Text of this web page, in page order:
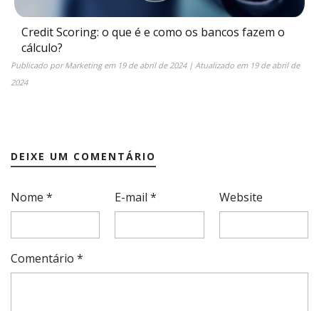
Credit Scoring: o que é e como os bancos fazem o
cálculo?
Publicado porMarketingem 19 de abril de 2024| Atualizado em 19 de abril de
2024
DEIXE UM COMENTÁRIO
Nome * E-mail* Website
Comentário *